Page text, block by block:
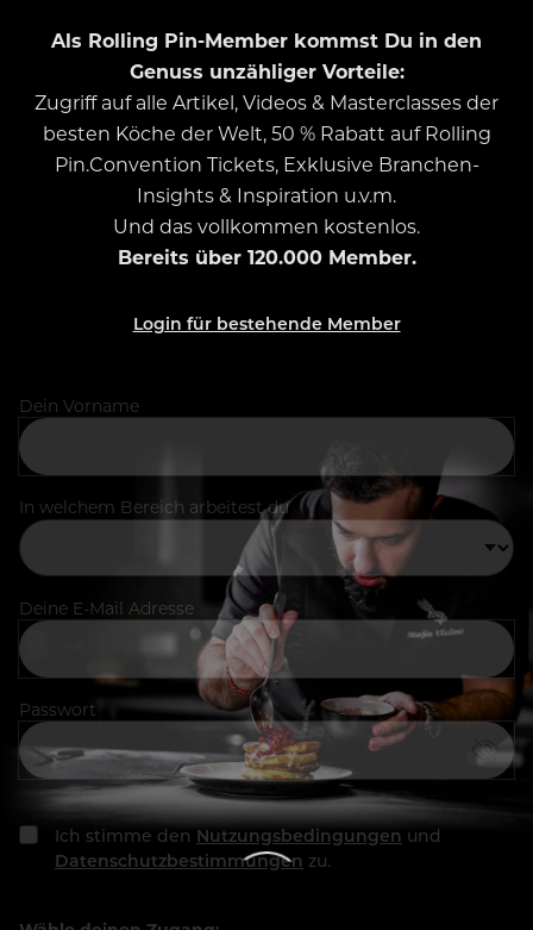
Als Rolling Pin-Member kommst Du in den
Genuss unzähliger Vorteile:
Zugriff auf alle Artikel, Videos & Masterclasses der
besten Köche der Welt, 50 % Rabatt auf Rolling
Pin.Convention Tickets, Exklusive Branchen-
Insights & Inspiration u.v.m.
Und das vollkommen kostenlos.
Bereits über 120.000 Member.
Login für bestehende Member
Dein Vorname
In welchem Bereich arbeitest du
Deine E-Mail Adresse
Passwort
Ich stimme den Nutzungsbedingungen und
Datenschutzbestimmungen zu.